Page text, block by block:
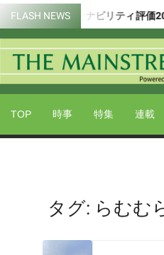
to
content
FLASH NEWS
THEサステナビリティ評価
TOP 時事 特集 連載
タグ: らむむ